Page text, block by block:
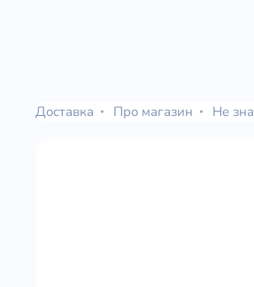
Доставка Про магазин Не